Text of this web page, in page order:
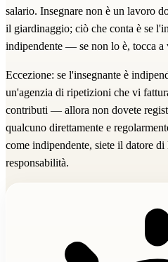
salario. Insegnare non è un lavoro
il giardinaggio; ciò che conta è se
indipendente — se non lo è, tocca a
Eccezione: se l'insegnante è
un'agenzia di ripetizioni che vi
contributi — allora non dovete
qualcuno direttamente e
come indipendente, siete il datore
responsabilità.